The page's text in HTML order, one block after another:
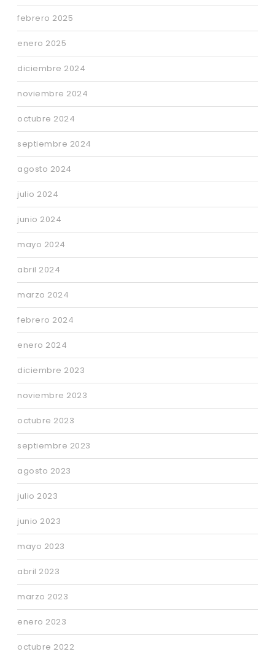
febrero 2025
enero 2025
diciembre 2024
noviembre 2024
octubre 2024
septiembre 2024
agosto 2024
julio 2024
junio 2024
mayo 2024
abril 2024
marzo 2024
febrero 2024
enero 2024
diciembre 2023
noviembre 2023
octubre 2023
septiembre 2023
agosto 2023
julio 2023
junio 2023
mayo 2023
abril 2023
marzo 2023
enero 2023
octubre 2022